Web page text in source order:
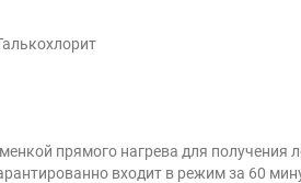
прямого нагрева для
входит в режим за 60